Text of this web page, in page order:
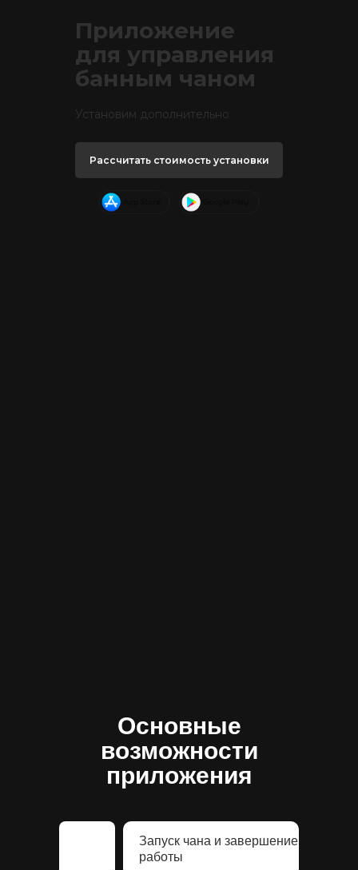
Установим дополнительно
Приложение
для управления
банным чаном
Рассчитать стоимость установки
Основные
возможности
приложения
Запуск чана и завершение
работы